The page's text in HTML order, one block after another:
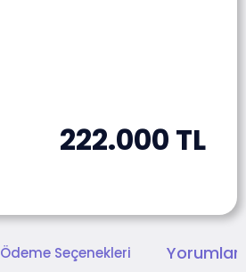
222.000 TL
Ödeme Seçenekleri